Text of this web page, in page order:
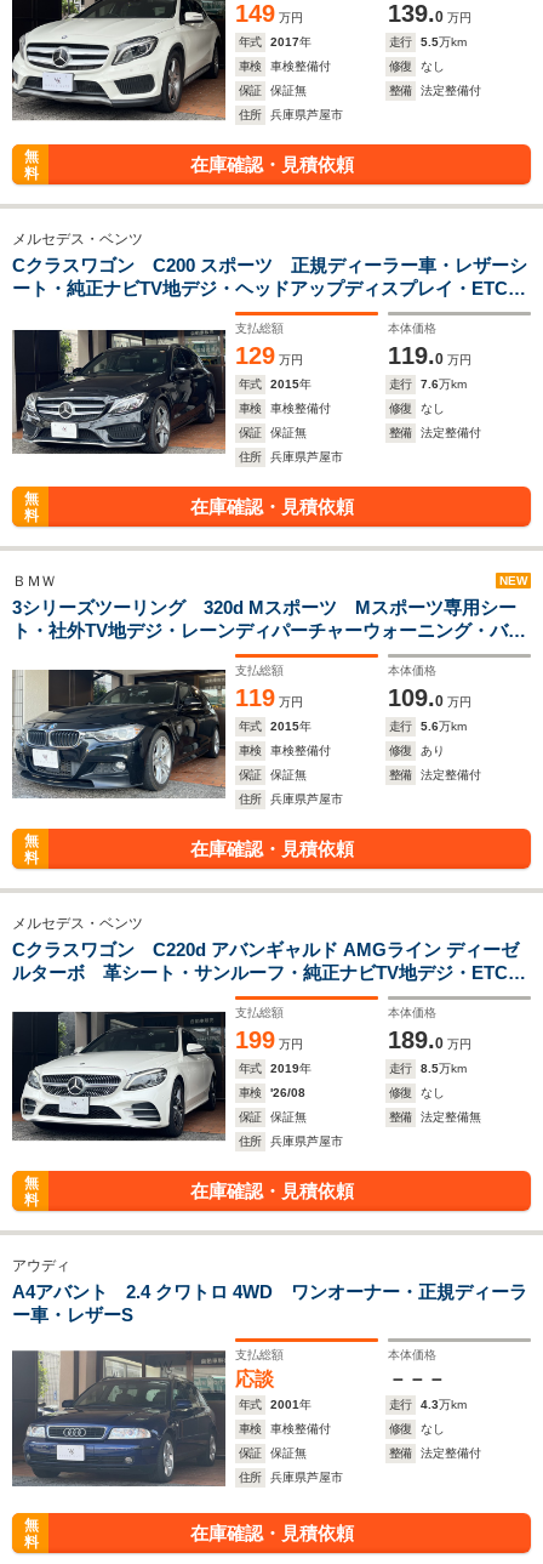
149 万円 139.0 万円
年式
2017年 走行 5.5万km
車検
車検整備付 修復
なし
保証
保証無 整備
法定整備付
住所
兵庫県芦屋市
無
料
在庫確認・見積依頼
メルセデス・ベンツ
Cクラスワゴン C200 スポーツ 正規ディーラー車・レザーシ
ート・純正ナビTV地デジ・ヘッドアップディスプレイ・ETC・
バックカメラ・コーナーセンサー・キーレスゴー
支払総額
129 万円
本体価格
119.0 万円
年式
2015年 走行 7.6万km
車検
車検整備付 修復
なし
保証
保証無 整備
法定整備付
住所
兵庫県芦屋市
無
料
在庫確認・見積依頼
ＢＭＷ NEW
3シリーズツーリング 320d Mスポーツ Mスポーツ専用シー
ト・社外TV地デジ・レーンディパーチャーウォーニング・バッ
クカメラ・キーレス・アイドリングストップ・電動リアゲー
ト・純正Mスポーツ18インチホイール・ビルトインETC
支払総額
119 万円
本体価格
109.0 万円
年式
2015年 走行 5.6万km
車検
車検整備付 修復
あり
保証
保証無 整備
法定整備付
住所
兵庫県芦屋市
無
料
在庫確認・見積依頼
メルセデス・ベンツ
Cクラスワゴン C220d アバンギャルド AMGライン ディーゼ
ルターボ 革シート・サンルーフ・純正ナビTV地デジ・ETC・
バックカメラ・コーナーセンサー
支払総額
199 万円
本体価格
189.0 万円
年式
2019年 走行 8.5万km
車検
'26/08 修復
なし
保証
保証無 整備
法定整備無
住所
兵庫県芦屋市
無
料
在庫確認・見積依頼
アウディ
A4アバント 2.4 クワトロ 4WD ワンオーナー・正規ディーラ
ー車・レザーS
支払総額
応談
本体価格
－－－
年式 2001年 走行 4.3万km
車検
車検整備付 修復
なし
保証
保証無 整備
法定整備付
住所
兵庫県芦屋市
無
料
在庫確認・見積依頼